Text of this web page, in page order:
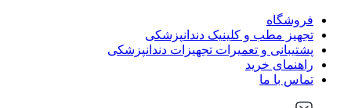
فروشگاه
تجهیز مطب و کلینیک دندانپزشکی
پشتیبانی و تعمیرات تجهیزات دندانپزشکی
راهنمای خرید
تماس با ما